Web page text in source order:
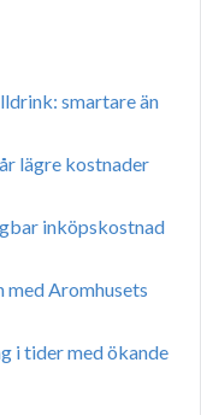
smartare än
lägre kostnader
inköpskostnad
Aromhusets
i tider med ökande